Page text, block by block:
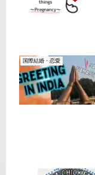
国際結婚・恋愛